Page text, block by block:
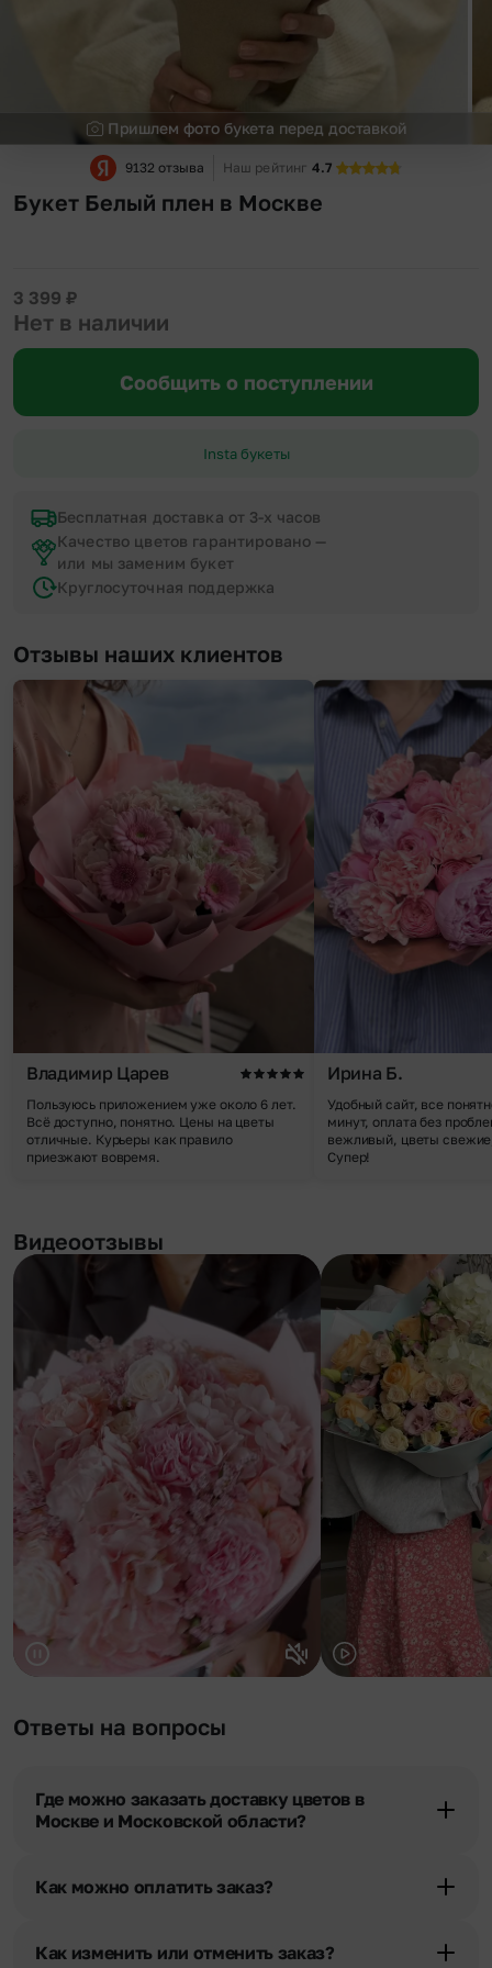
Пришлем фото букета перед доставкой
9132 отзыва Наш рейтинг 4.7
Букет Белый плен в Москве
3 399 ₽
Нет в наличии
Сообщить о поступлении
Insta букеты
Бесплатная доставка от 3-х часов
Качество цветов гарантировано —
или мы заменим букет
Круглосуточная поддержка
Отзывы наших клиентов
Владимир Царев
Пользуюсь приложением уже около 6 лет.
Всё доступно, понятно. Цены на цветы
отличные. Курьеры как правило
приезжают вовремя.
Ирина Б.
Удобный сайт, все
минут, оплата без
вежливый, цветы
Супер!
Видеоотзывы
Ответы на вопросы
Где можно заказать доставку цветов в
Москве и Московской области?
Как можно оплатить заказ?
Наличными.
Как изменить или отменить заказ?